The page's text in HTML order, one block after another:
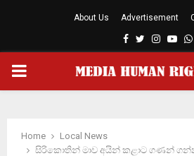
About Us Advertisement
Facebook
Twitter
PRIMARY
Home
Local News
සිරිකොතින් මාව අයින් කළාට ගණන්